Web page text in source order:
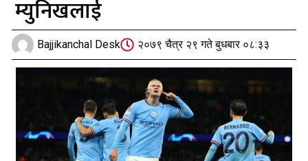
म्युनिखलाई
Bajjikanchal Desk २०७९ चैत्र २९ गते बुधबार ०८:३३